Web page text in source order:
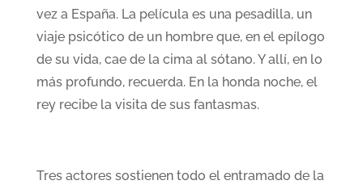
vez a España. La película es una pesadilla, un
viaje psicótico de un hombre que, en el epílogo
de su vida, cae de la cima al sótano. Y allí, en lo
más profundo, recuerda. En la honda noche, el
rey recibe la visita de sus fantasmas.
Tres actores sostienen todo el entramado de la